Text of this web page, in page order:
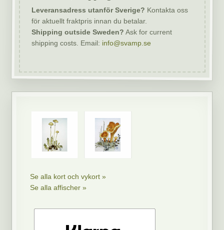
Leveransadress utanför Sverige? Kontakta oss
för aktuellt fraktpris innan du betalar.
Shipping outside Sweden? Ask for current
shipping costs. Email: info@svamp.se
Se alla kort och vykort »
Se alla affischer »